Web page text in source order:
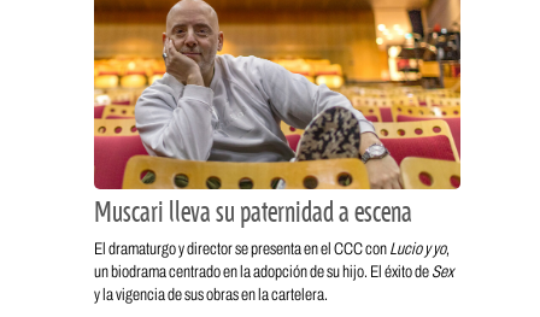
Muscari lleva su paternidad a escena
El dramaturgo y director se presenta en el CCC con Lucio y yo,
un biodrama centrado en la adopción de su hijo. El éxito de Sex
y la vigencia de sus obras en la cartelera.